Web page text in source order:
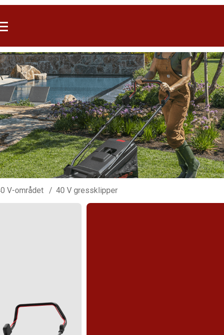
V-området 40 V gressklipper